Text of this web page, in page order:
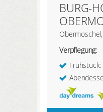
BURG-
Verpflegung: